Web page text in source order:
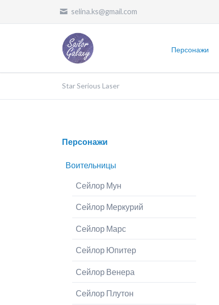
selina.ks@gmail.com
Персонажи
Злодеи
Star Serious Laser
Пропустить
Персонажи
Воительницы
Сейлор Мун
Сейлор Меркурий
Сейлор Марс
Сейлор Юпитер
Сейлор Венера
Сейлор Плутон